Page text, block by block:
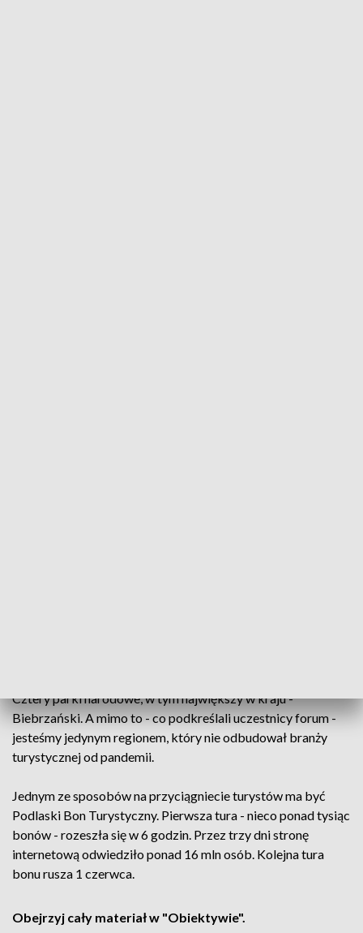
Cztery parki narodowe, w tym największy w kraju -
Biebrzański. A mimo to - co podkreślali uczestnicy forum -
jesteśmy jedynym regionem, który nie odbudował branży
turystycznej od pandemii.
Jednym ze sposobów na przyciągniecie turystów ma być
Podlaski Bon Turystyczny. Pierwsza tura - nieco ponad tysiąc
bonów - rozeszła się w 6 godzin. Przez trzy dni stronę
internetową odwiedziło ponad 16 mln osób. Kolejna tura
bonu rusza 1 czerwca.
Obejrzyj cały materiał w "Obiektywie".